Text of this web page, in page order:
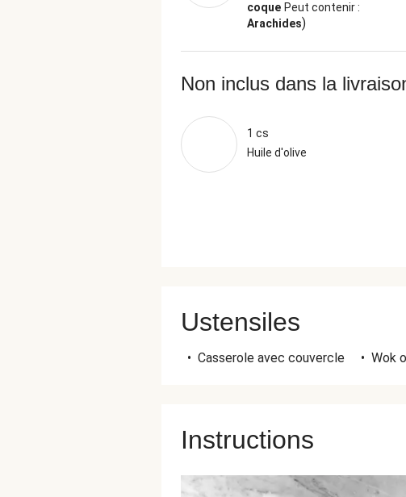
coque Peut contenir :
Arachides)
Non inclus dans la
1 cs
Huile d'olive
Ustensiles
• Casserole avec couvercle • Wok
Instructions